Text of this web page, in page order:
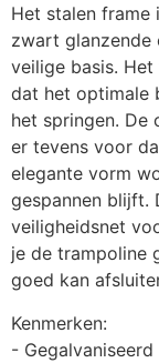
Het stalen frame
zwart glanzende
veilige basis.
dat het optimale
het springen.
er tevens voor
elegante vorm
gespannen blijft.
veiligheidsnet
je de trampoline
goed kan
Kenmerken:
-